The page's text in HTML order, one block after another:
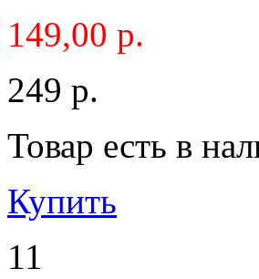
149,00 р.
249 р.
Товар есть в
Купить
11